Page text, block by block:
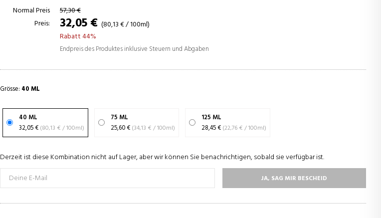
Normal Preis
57,30 €
Preis:
32,05 € (80,13 € / 100ml)
Rabatt 44%
Endpreis des Produktes inklusive Steuern und Abgaben
Grösse: 40 ML
40 ML
32,05 €
(80,13 € / 100ml)
75 ML
25,60 €
(34,13 € / 100ml)
125 ML
28,45 €
(22,76 € / 100ml)
Derzeit ist diese Kombination nicht auf Lager, aber wir können Sie benachrichtigen, sobald sie verfügbar ist.
JA, SAG MIR BESCHEID